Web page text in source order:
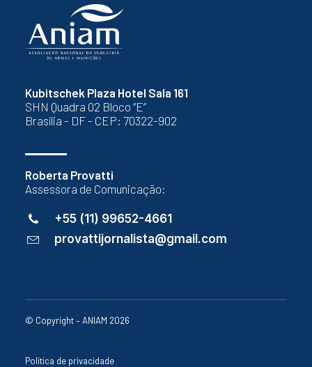
Kubitschek Plaza Hotel Sala 161
SHN Quadra 02 Bloco “E”
Brasília - DF - CEP: 70322-902
Roberta Provatti
Assessora de Comunicação:
+55 (11) 99652-4661
provattijornalista@gmail.com
© Copyright – ANIAM 2026
Política de privacidade